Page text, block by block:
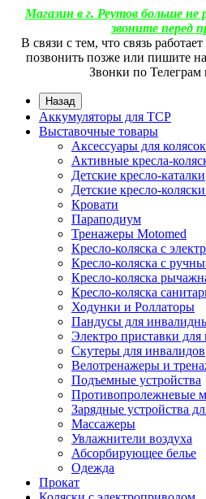
Магазин в г. Реутов больше не
звоните перед
В связи с тем, что связь
позвонить позже или пишите
Звонки по Телеграм
Назад
Аккумуляторы для ТСР
Выставочные товары
Аксессуары для колясок
Активные кресла-
Детские кресло-каталки
Детские кресло-
Кровати
Параподиум
Тренажеры Motomed
Кресло-коляска с
Кресло-коляска с
Кресло-коляска
Кресло-коляска
Ходунки и Роллаторы
Пандусы для
Электро приставки для
Скутеры для инвалидов
Велотренажеры и
Подъемные устройства
Противопролежневые
Зарядные устройства
Массажеры
Увлажнители воздуха
Абсорбирующее белье
Одежда
Прокат